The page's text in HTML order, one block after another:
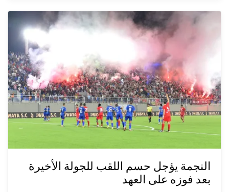
النجمة يؤجل حسم اللقب للجولة الأخيرة
بعد فوزه على العهد